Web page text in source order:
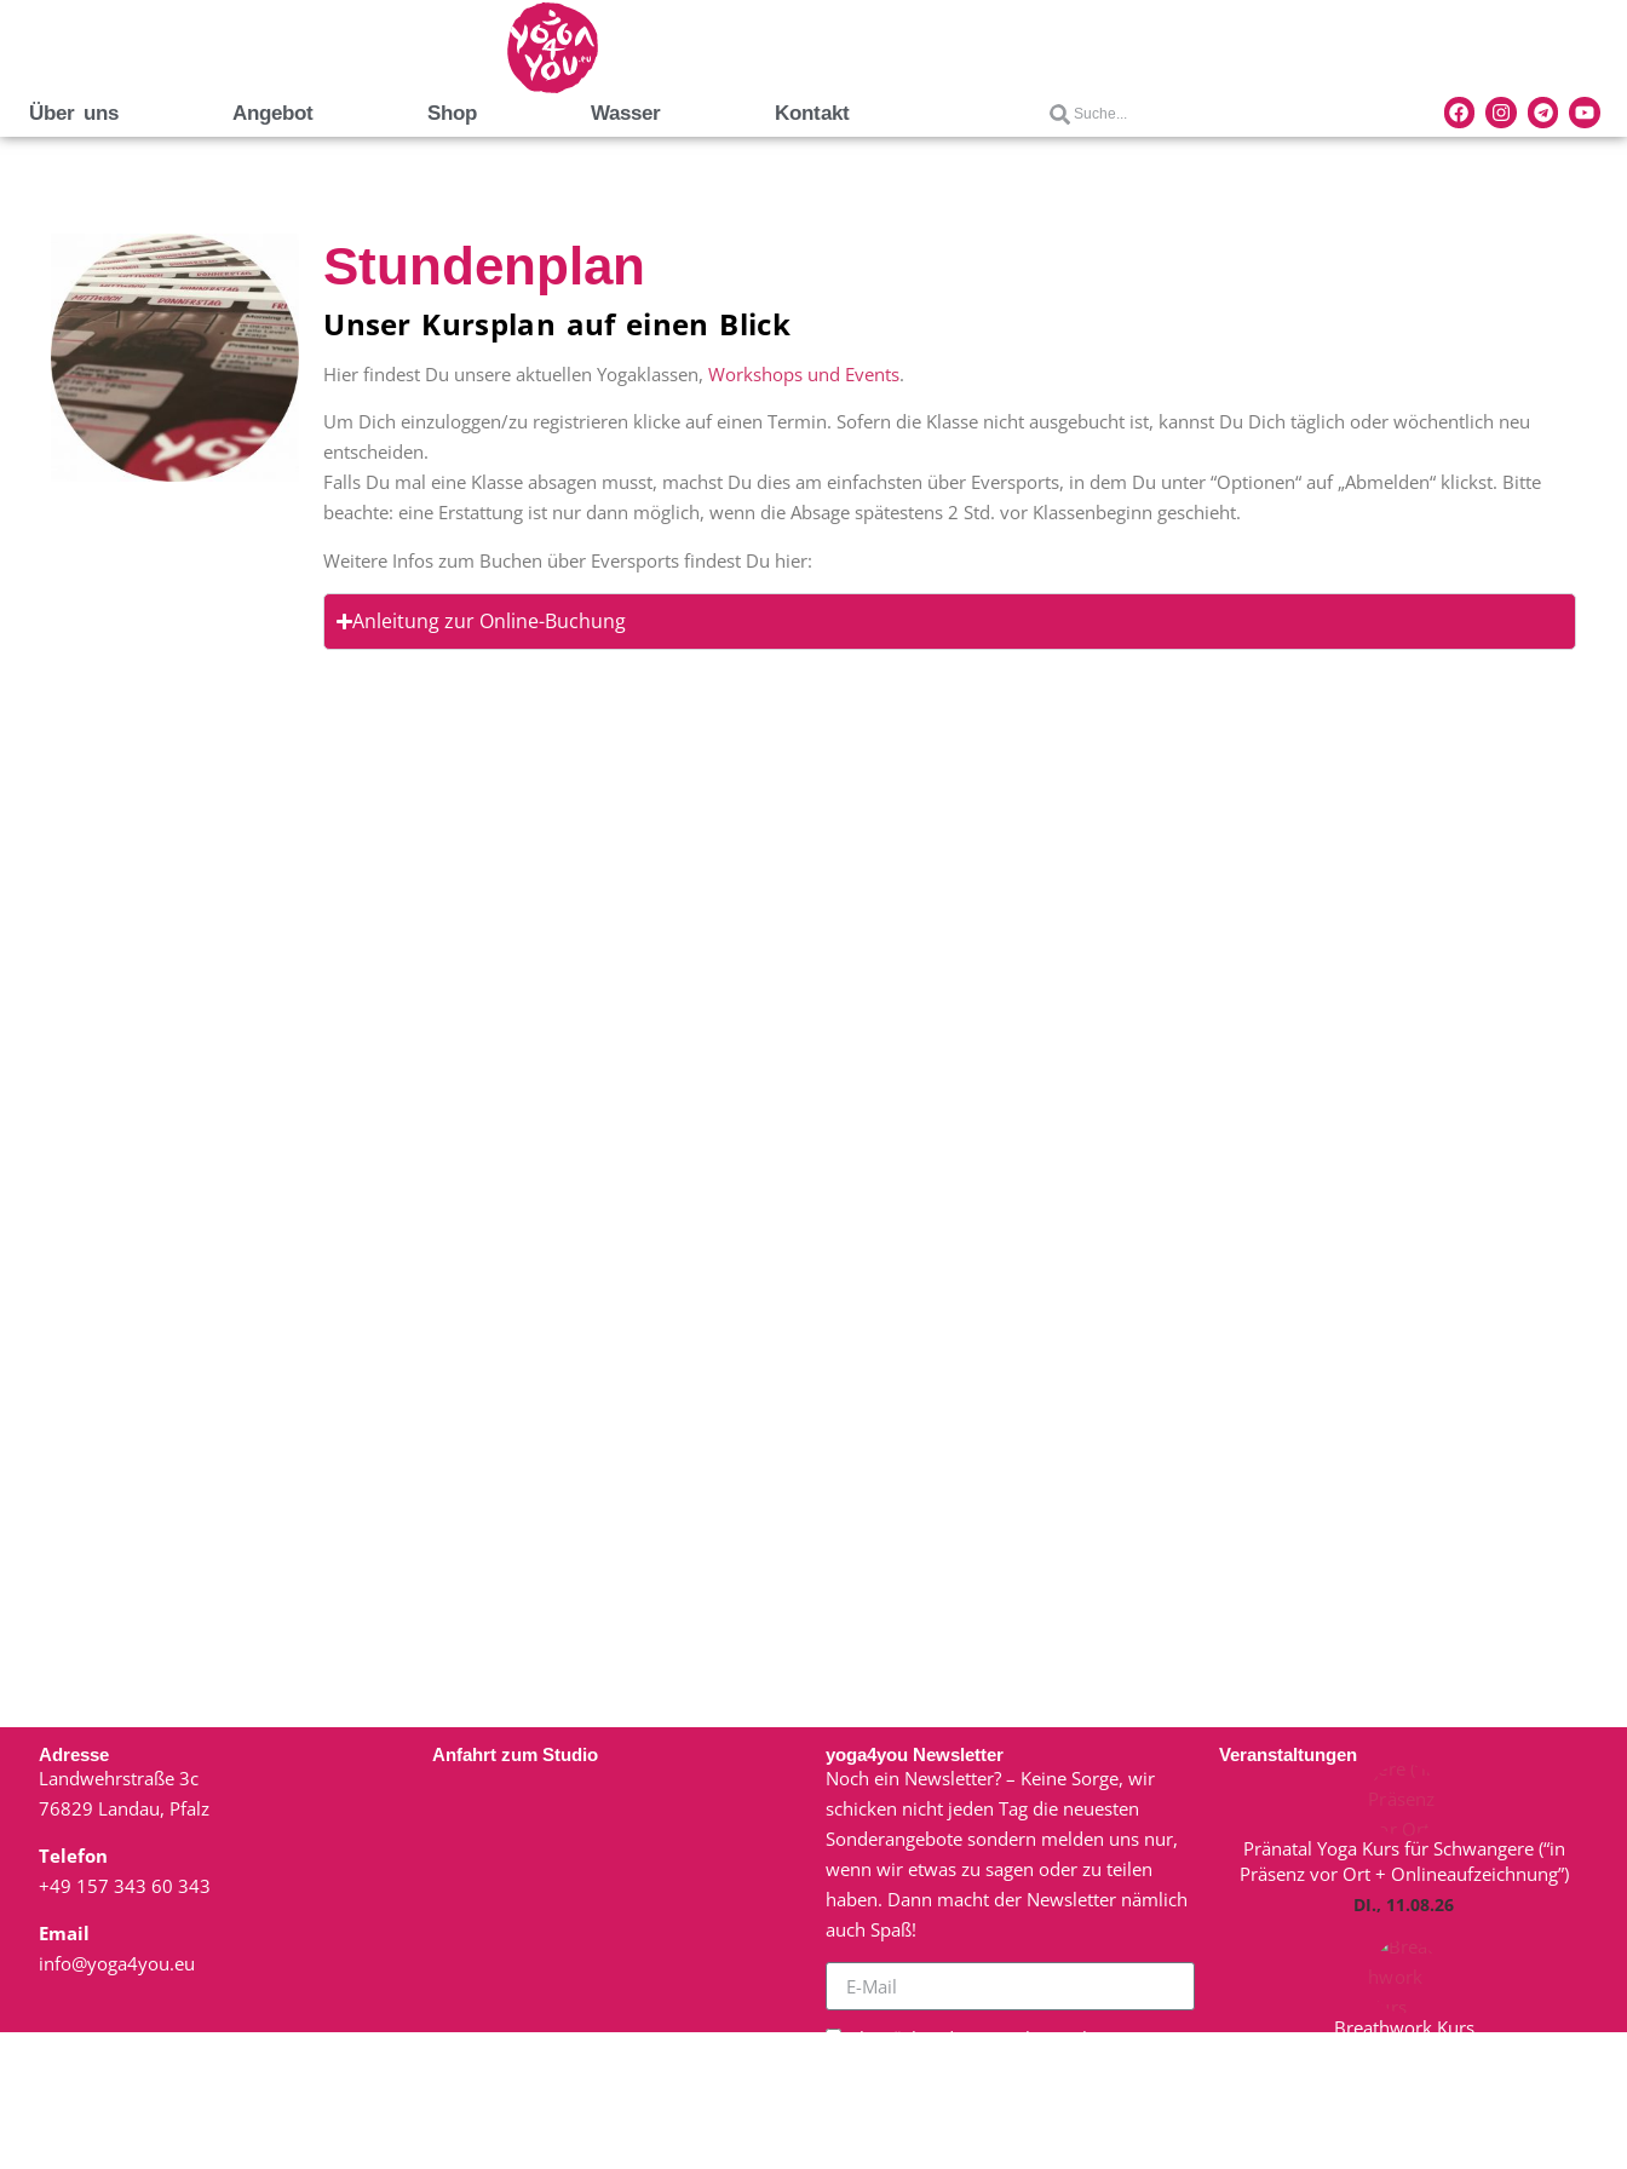
Über uns Angebot Shop Wasser Kontakt
Stundenplan
Unser Kursplan auf einen Blick
Hier findest Du unsere aktuellen Yogaklassen,Workshops und Events.
Um Dich einzuloggen/zu registrieren klicke auf einen Termin. Sofern die Klasse nicht ausgebucht ist, kannst Du Dich täglich oder wöchentlich neu
entscheiden.
Falls Du mal eine Klasse absagen musst, machst Du dies am einfachsten über Eversports, in dem Du unter “Optionen“ auf „Abmelden“ klickst. Bitte
beachte: eine Erstattung ist nur dann möglich, wenn die Absage spätestens 2 Std. vor Klassenbeginn geschieht.
Weitere Infos zum Buchen über Eversports findest Du hier:
Anleitung zur Online-Buchung
Adresse
Landwehrstraße 3c
76829 Landau, Pfalz
Telefon
+49 157 343 60 343
Email
info@yoga4you.eu
Anfahrt zum Studio yoga4you Newsletter
Noch ein Newsletter? – Keine Sorge, wir
schicken nicht jeden Tag die neuesten
Sonderangebote sondern melden uns nur,
wenn wir etwas zu sagen oder zu teilen
haben. Dann macht der Newsletter nämlich
auch Spaß!
Ich möchte den E-Mail-Newsletter von
Veranstaltungen
Pränatal Yoga Kurs für Schwangere (“in
Präsenz vor Ort + Onlineaufzeichnung”)
DI., 11.08.26
Breathwork Kurs